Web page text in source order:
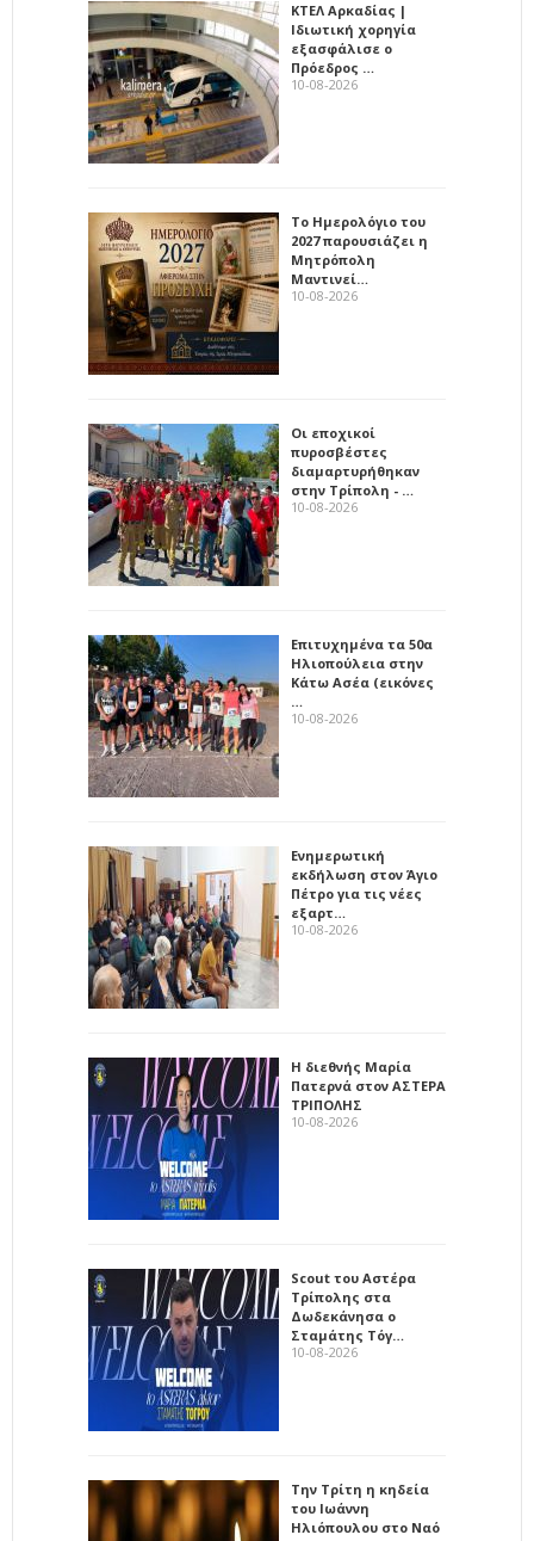
ΚΤΕΛ Αρκαδίας |
Ιδιωτική χορηγία
εξασφάλισε ο
Πρόεδρος …
10-08-2026
Το Ημερολόγιο του
2027 παρουσιάζει η
Μητρόπολη
Μαντινεί…
10-08-2026
Οι εποχικοί
πυροσβέστες
διαμαρτυρήθηκαν
στην Τρίπολη - …
10-08-2026
Επιτυχημένα τα 50α
Ηλιοπούλεια στην
Κάτω Ασέα (εικόνες
…
10-08-2026
Ενημερωτική
εκδήλωση στον Άγιο
Πέτρο για τις νέες
εξαρτ…
10-08-2026
Η διεθνής Μαρία
Πατερνά στον ΑΣΤΕΡΑ
ΤΡΙΠΟΛΗΣ
10-08-2026
Scout του Αστέρα
Τρίπολης στα
Δωδεκάνησα ο
Σταμάτης Τόγ…
10-08-2026
Την Τρίτη η κηδεία
του Ιωάννη
Ηλιόπουλου στο Ναό